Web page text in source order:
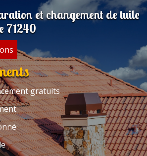
et changement de tuile
71240
gratuits